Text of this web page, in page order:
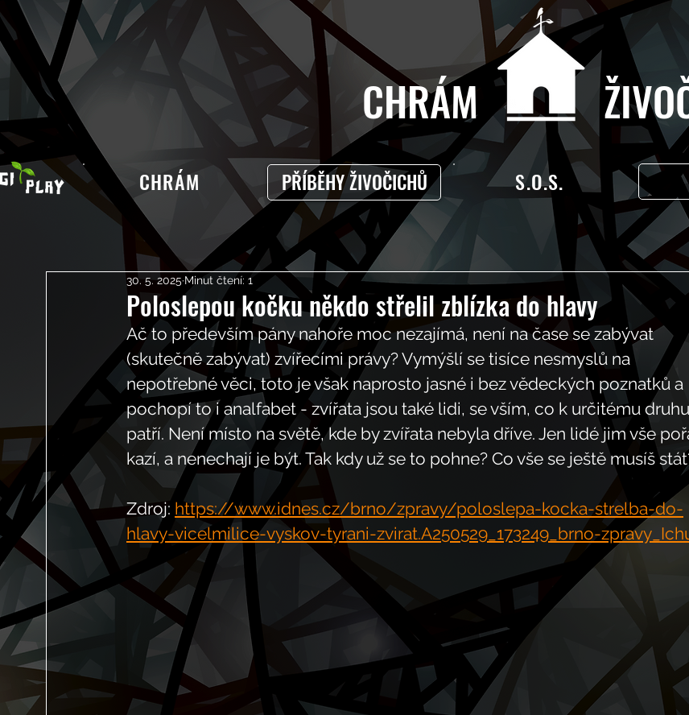
CHRÁM
CHRÁM PŘÍBĚHY ŽIVOČICHŮ S.O.S.
Poloslepou kočku někdo střelil zblízka do hlavy
30. 5. 2025 Minut čtení: 1
Ač to především pány nahoře moc nezajímá, není na čase se zabývat
(skutečně zabývat) zvířecími právy? Vymýšlí se tisíce nesmyslů na
nepotřebné věci, toto je však naprosto jasné i bez vědeckých poznatků a
pochopí to i analfabet - zvířata jsou také lidi, se vším, co k určitému druhu
patří. Není místo na světě, kde by zvířata nebyla dříve. Jen lidé jim vše
kazí, a nenechají je být. Tak kdy už se to pohne? Co vše se ještě musíš
Zdroj: https://www.idnes.cz/brno/zpravy/poloslepa-kocka-strelba-do-
hlavy-vicelmilice-vyskov-tyrani-zvirat.A250529_173249_brno-